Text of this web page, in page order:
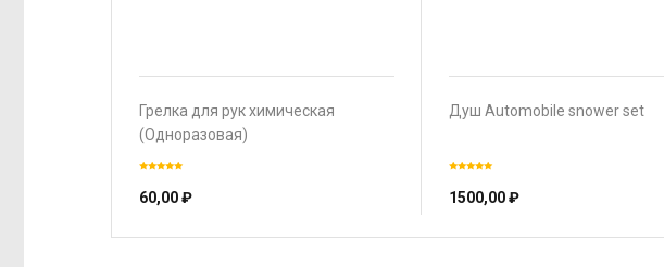
Грелка для рук химическая
(Одноразовая)
60,00₽
Душ Automobile snower set
1500,00₽